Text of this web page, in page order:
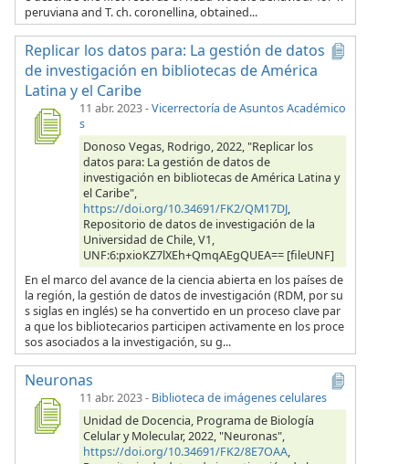
peruviana and T. ch. coronellina, obtained...
Replicar los datos para: La gestión de datos
de investigación en bibliotecas de América
Latina y el Caribe
11 abr. 2023-Vicerrectoría de Asuntos Académico
s
Donoso Vegas, Rodrigo, 2022, "Replicar los
datos para: La gestión de datos de
investigación en bibliotecas de América Latina y
el Caribe",
https://doi.org/10.34691/FK2/QM17DJ,
Repositorio de datos de investigación de la
Universidad de Chile, V1,
UNF:6:pxioKZ7lXEh+QmqAEgQUEA== [fileUNF]
En el marco del avance de la ciencia abierta en los países de
la región, la gestión de datos de investigación (RDM, por su
s siglas en inglés) se ha convertido en un proceso clave par
a que los bibliotecarios participen activamente en los proce
sos asociados a la investigación, su g...
Neuronas
11 abr. 2023- Biblioteca de imágenes celulares
Unidad de Docencia, Programa de Biología
Celular y Molecular, 2022, "Neuronas",
https://doi.org/10.34691/FK2/8E7OAA,